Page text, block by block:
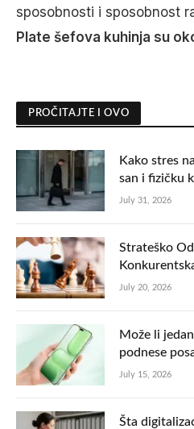
sposobnosti i sposobnost
Plate šefova kuhinja su
PROČITAJTE I OVO
Kako stres
san i fizičku
July 31, 2026
Strateško
July 20, 2026
Može li
podnese
July 15, 2026
Šta